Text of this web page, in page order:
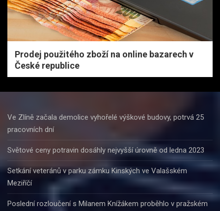
Prodej použitého zboží na online bazarech v
České republice
Ve Zlíně začala demolice vyhořelé výškové budovy, potrvá 25
pracovních dní
Světové ceny potravin dosáhly nejvyšší úrovně od ledna 2023
Setkání veteránů v parku zámku Kinských ve Valašském
Meziříčí
Poslední rozloučení s Milanem Knížákem proběhlo v pražském